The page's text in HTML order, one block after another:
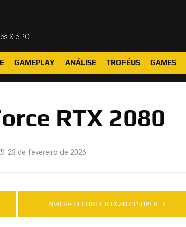
X e PC
GAMEPLAY ANÁLISE TROFÉUS GAMES
RTX 2080
23 de fevereiro de 2026
NVIDIA GEFORCE RTX 2070 SUPER